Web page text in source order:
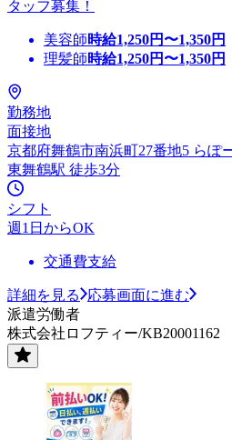
タッフ募集！
美容師時給1,250円〜1,350円
理髪師時給1,250円〜1,350円
勤務地
面接地
京都府舞鶴市南浜町27番地5 らぽ
東舞鶴駅 徒歩3分
シフト
週1日からOK
交通費支給
詳細を見る
応募画面に進む
派遣労働者
株式会社ロフティー/KB20001162